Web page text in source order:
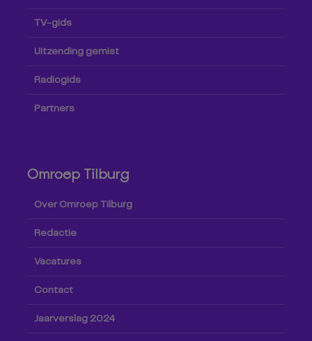
TV-gids
Uitzending gemist
Radiogids
Partners
Omroep Tilburg
Over Omroep Tilburg
Redactie
Vacatures
Contact
Jaarverslag 2024